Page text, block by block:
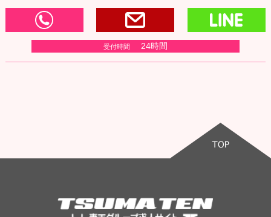
0120-166-977お問い合わせ・写メ
受付時間 24時間